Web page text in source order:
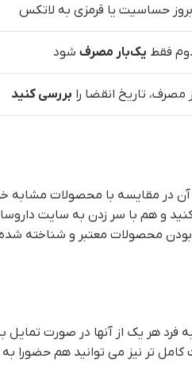
حساسیت یا قرمزی به لاتکس
فقط یک‌بار مصرف شود
تاریخ انقضا را بررسی کنید
آن در مقایسه با محصولات
و هم با سر زدن به سایت
محصولات معتبر و شناخته
هر یک از آنها در صورت